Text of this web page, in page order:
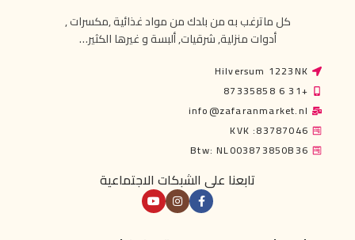
كل ماترغب به من بلدك من مواد غذائية ,مكسرات ,
أدوات منزلية, شرقيات, ألبسة و غيرها الكثير…
Hilversum 1223NK
+31 6 87335858
info@zafaranmarket.nl
KVK :83787046
Btw: NL003873850B36
تابعنا على الشبكات الاجتماعية